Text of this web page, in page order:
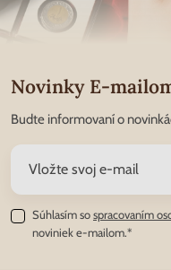
Novinky E-
Budte informovaní o
Súhlasím sospracovaním
noviniek e-mailom.*